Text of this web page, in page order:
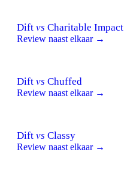
Dift vs Charitable Impact
Review naast elkaar →
Dift vs Chuffed
Review naast elkaar →
Dift vs Classy
Review naast elkaar →